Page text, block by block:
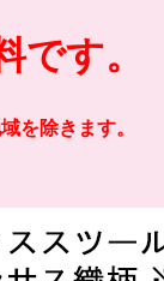
です。
を除きます。